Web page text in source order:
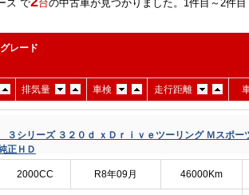
ズ で 台の中古車が見つかりました。1件目～2件目
レード
排気量 車検 走行距離
３シリーズ ３２０ｄ ｘＤｒｉｖｅツーリング Ｍスポー
正ＨＤ
2000CC R8年09月 46000Km